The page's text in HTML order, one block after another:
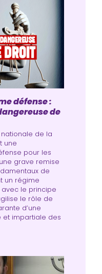
défense :
de
nationale de la
une
pour les
grave remise
de
un régime
avec le principe
le rôle de
d’une
et impartiale des